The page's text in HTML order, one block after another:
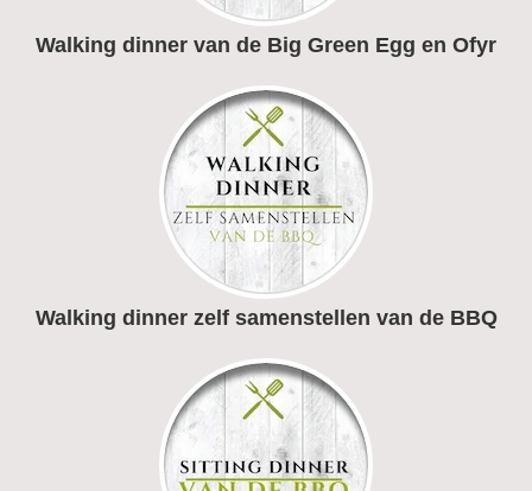
Walking dinner van de Big Green Egg en Ofyr
Walking dinner zelf samenstellen van de BBQ